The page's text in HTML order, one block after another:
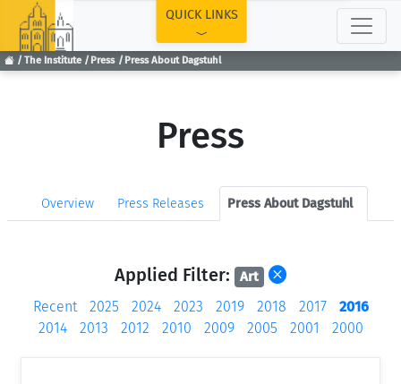
The Institute Press Press About Dagstuhl
QUICK LINKS
Press
Overview Press Releases Press About Dagstuhl
Applied Filter: Art
Recent 2025 2024 2023 2019 2018 2017
2016
2014
2013 2012 2010 2009 2005 2001 2000